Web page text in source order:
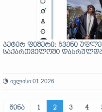
პეტერ ფიშერი: ჩვენი
საქართველოში
ივლისი 01 2026
წინა 1 2 3 4